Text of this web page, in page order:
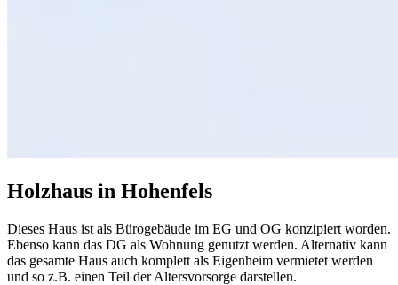
Holzhaus in Hohenfels
Dieses Haus ist als Bürogebäude im EG und OG konzipiert worden.
Ebenso kann das DG als Wohnung genutzt werden. Alternativ kann
das gesamte Haus auch komplett als Eigenheim vermietet werden
und so z.B. einen Teil der Altersvorsorge darstellen.